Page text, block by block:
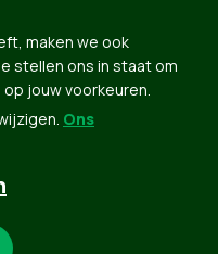
maken we ook
stellen ons in staat om
jouw voorkeuren.
Ons